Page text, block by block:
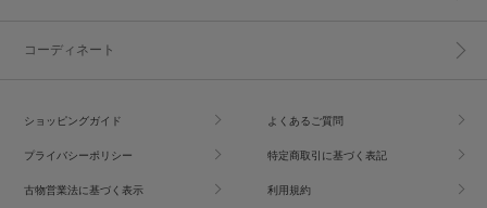
コーディネート
ショッピングガイド よくあるご質問
プライバシーポリシー 特定商取引に基づく表記
古物営業法に基づく表示 利用規約